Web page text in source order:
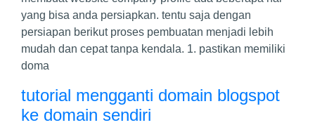
yang bisa anda persiapkan. tentu saja dengan
persiapan berikut proses pembuatan menjadi lebih
mudah dan cepat tanpa kendala. 1. pastikan memiliki
doma
tutorial mengganti domain blogspot
ke domain sendiri